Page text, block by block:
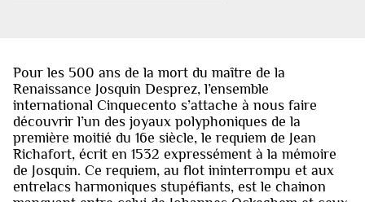
Pour les 500 ans de la mort du maître de la
Renaissance Josquin Desprez, l’ensemble
international Cinquecento s’attache à nous faire
découvrir l’un des joyaux polyphoniques de la
première moitié du 16e siècle, le requiem de Jean
Richafort, écrit en 1532 expressément à la mémoire
de Josquin. Ce requiem, au flot ininterrompu et aux
entrelacs harmoniques stupéfiants, est le chainon